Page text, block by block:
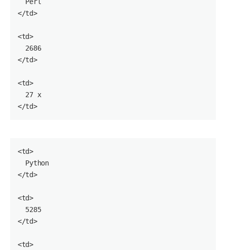
</td>
<td>
2686
</td>
<td>
27 x
</td >
<td>
  Python
</td>
<td>
5285
</td>
<td>